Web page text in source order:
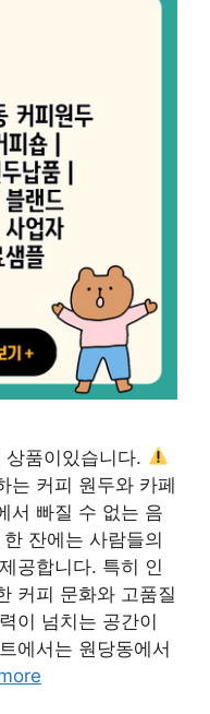
품이있습니다.
는 커피 원두와 카페
서 빠질 수 없는 음
잔에는 사람들의
공합니다. 특히 인
커피 문화와 고품질
이 넘치는 공간이
에서는 원당동에서